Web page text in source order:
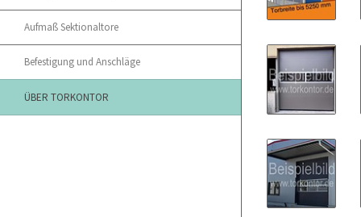
Aufmaß Sektionaltore
Befestigung und Anschläge
ÜBER TORKONTOR